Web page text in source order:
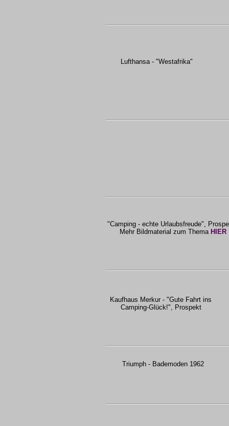
Lufthansa - "Westafrika"
"Camping - echte Urlaubsfreude",
Mehr Bildmaterial zum Thema HIER
Kaufhaus Merkur - "Gute Fahrt ins
Camping-Glück!", Prospekt
Triumph - Bademoden 1962